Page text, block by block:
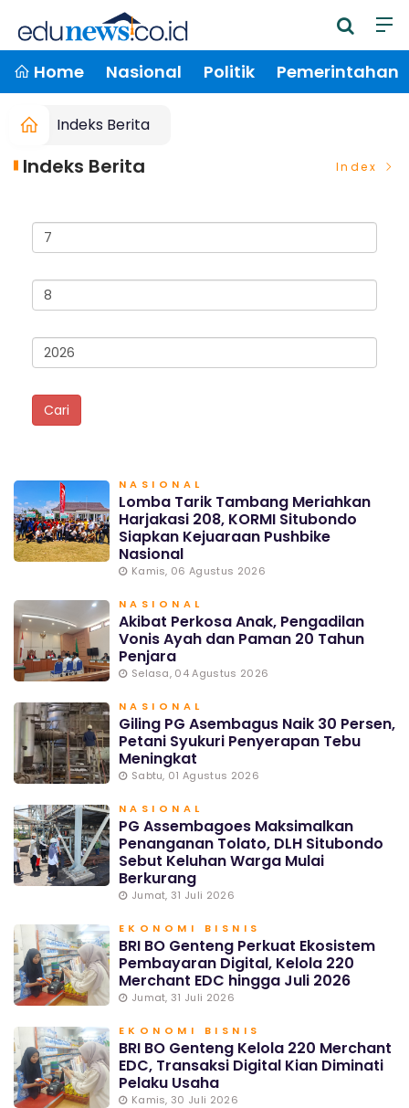
Home Nasional Politik Pemerintahan
Indeks Berita
Indeks Berita Index
NASIONAL
Lomba Tarik Tambang Meriahkan
Harjakasi 208, KORMI Situbondo
Siapkan Kejuaraan Pushbike
Nasional
Kamis, 06 Agustus 2026
NASIONAL
Akibat Perkosa Anak, Pengadilan
Vonis Ayah dan Paman 20 Tahun
Penjara
Selasa, 04 Agustus 2026
NASIONAL
Giling PG Asembagus Naik 30 Persen,
Petani Syukuri Penyerapan Tebu
Meningkat
Sabtu, 01 Agustus 2026
NASIONAL
PG Assembagoes Maksimalkan
Penanganan Tolato, DLH Situbondo
Sebut Keluhan Warga Mulai
Berkurang
Jumat, 31 Juli 2026
EKONOMI BISNIS
BRI BO Genteng Perkuat Ekosistem
Pembayaran Digital, Kelola 220
Merchant EDC hingga Juli 2026
Jumat, 31 Juli 2026
EKONOMI BISNIS
BRI BO Genteng Kelola 220 Merchant
EDC, Transaksi Digital Kian Diminati
Pelaku Usaha
Kamis, 30 Juli 2026